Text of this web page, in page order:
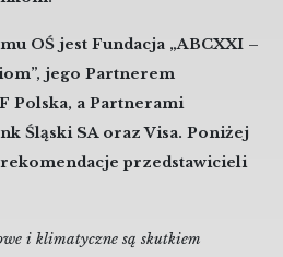
OŚ jest Fundacja „ABCXXI –
jego Partnerem
Polska, a Partnerami
Śląski SA oraz Visa. Poniżej
przedstawicieli
i klimatyczne są skutkiem